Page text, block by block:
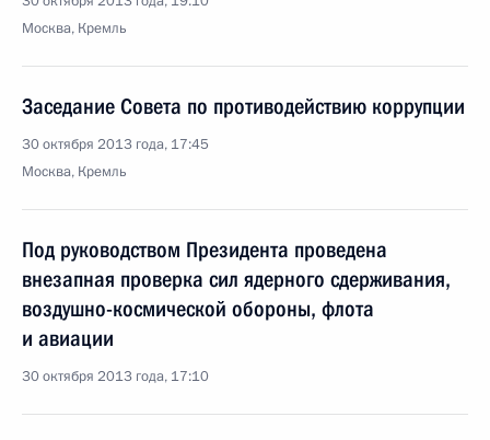
Москва, Кремль
Заседание Совета по противодействию коррупции
30 октября 2013 года, 17:45
Москва, Кремль
Под руководством Президента проведена
внезапная проверка сил ядерного сдерживания,
воздушно-космической обороны, флота
и авиации
30 октября 2013 года, 17:10